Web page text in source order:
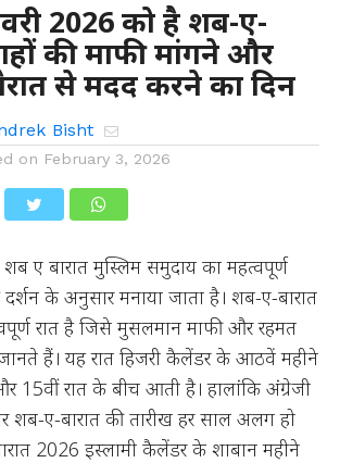
2026 को है शब-ए-
की माफी मांगने और
से मदद करने का दिन
Bisht
on February 3, 2026
शब ए बारात मुस्लिम समुदाय का महत्वपूर्ण
दर्शन के अनुसार मनाया जाता है। शब-ए-बारात
रात है जिसे मुसलमान माफी और रहमत
हैं। यह रात हिजरी कैलेंडर के आठवें महीने
15वीं रात के बीच आती है। हालांकि अंग्रेजी
ए-बारात की तारीख हर साल अलग हो
2026 इस्लामी कैलेंडर के शाबान महीने